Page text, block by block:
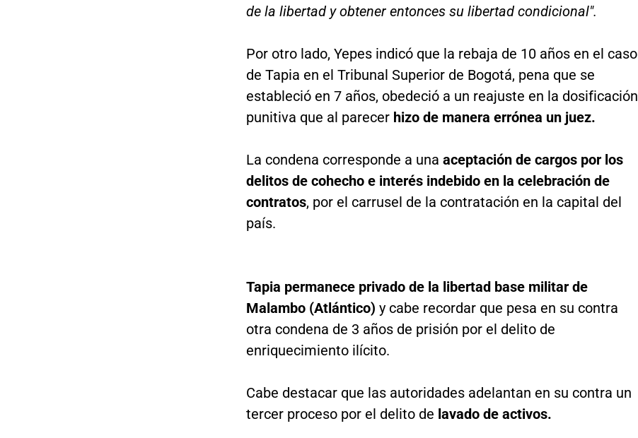
de la libertad y obtener entonces su libertad condicional".
Por otro lado, Yepes indicó que la rebaja de 10 años en el caso
de Tapia en el Tribunal Superior de Bogotá, pena que se
estableció en 7 años, obedeció a un reajuste en la dosificación
punitiva que al parecer hizo de manera errónea un juez.
La condena corresponde a una aceptación de cargos por los
delitos de cohecho e interés indebido en la celebración de
contratos, por el carrusel de la contratación en la capital del
país.
Tapia permanece privado de la libertad base militar de
Malambo (Atlántico) y cabe recordar que pesa en su contra
otra condena de 3 años de prisión por el delito de
enriquecimiento ilícito.
Cabe destacar que las autoridades adelantan en su contra un
tercer proceso por el delito de lavado de activos.